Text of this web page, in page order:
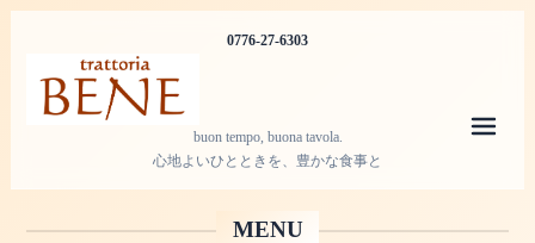
0776-27-6303
buon tempo, buona tavola.
心地よいひとときを、豊かな食事と
MENU